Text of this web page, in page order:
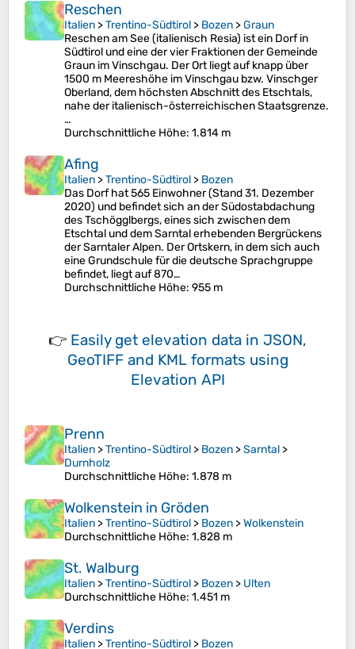
Reschen
Italien >Trentino-Südtirol > Bozen >Graun
Reschen am See (italienisch Resia) ist ein Dorf in
Südtirol und eine der vier Fraktionen der Gemeinde
Graun im Vinschgau. Der Ort liegt auf knapp über
1500 m Meereshöhe im Vinschgau bzw. Vinschger
Oberland, dem höchsten Abschnitt des Etschtals,
nahe der italienisch-österreichischen Staatsgrenze.
…
Durchschnittliche Höhe: 1.814 m
Afing
Italien >Trentino-Südtirol > Bozen
Das Dorf hat 565 Einwohner (Stand 31. Dezember
2020) und befindet sich an der Südostabdachung
des Tschögglbergs, eines sich zwischen dem
Etschtal und dem Sarntal erhebenden Bergrückens
der Sarntaler Alpen. Der Ortskern, in dem sich auch
eine Grundschule für die deutsche Sprachgruppe
befindet, liegt auf 870…
Durchschnittliche Höhe: 955 m
👉 Easily get elevation data in JSON,
GeoTIFF and KML formats using
Elevation API
Prenn
Italien >Trentino-Südtirol > Bozen >Sarntal >
Durnholz
Durchschnittliche Höhe: 1.878 m
Wolkenstein in Gröden
Italien >Trentino-Südtirol > Bozen >Wolkenstein
Durchschnittliche Höhe: 1.828 m
St. Walburg
Italien >Trentino-Südtirol > Bozen > Ulten
Durchschnittliche Höhe: 1.451 m
Verdins
Italien >Trentino-Südtirol > Bozen